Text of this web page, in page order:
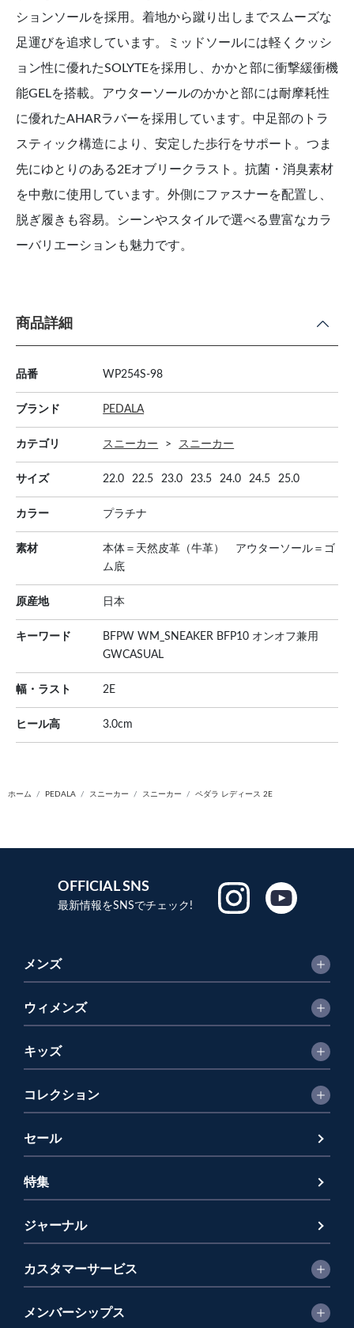
ションソールを採用。着地から蹴り出しまでスムーズな
足運びを追求しています。ミッドソールには軽くクッシ
ョン性に優れたSOLYTEを採用し、かかと部に衝撃緩衝機
能GELを搭載。アウターソールのかかと部には耐摩耗性
に優れたAHARラバーを採用しています。中足部のトラ
スティック構造により、安定した歩行をサポート。つま
先にゆとりのある2Eオブリークラスト。抗菌・消臭素材
を中敷に使用しています。外側にファスナーを配置し、
脱ぎ履きも容易。シーンやスタイルで選べる豊富なカラ
ーバリエーションも魅力です。
商品詳細
品番 WP254S-98
ブランド PEDALA
カテゴリ スニーカー スニーカー
サイズ 22.0 22.5 23.0 23.5 24.0 24.5 25.0
カラー プラチナ
素材
本体＝天然皮革（牛革） アウターソール＝ゴ
ム底
原産地 日本
キーワード
BFPW WM_SNEAKER BFP10 オンオフ兼用
GWCASUAL
幅・ラスト 2E
ヒール高 3.0cm
ホーム PEDALA スニーカー スニーカー ペダラ レディース 2E
OFFICIAL SNS
最新情報をSNSでチェック!
メンズ
ウィメンズ
キッズ
コレクション
セール
特集
ジャーナル
カスタマーサービス
メンバーシップス